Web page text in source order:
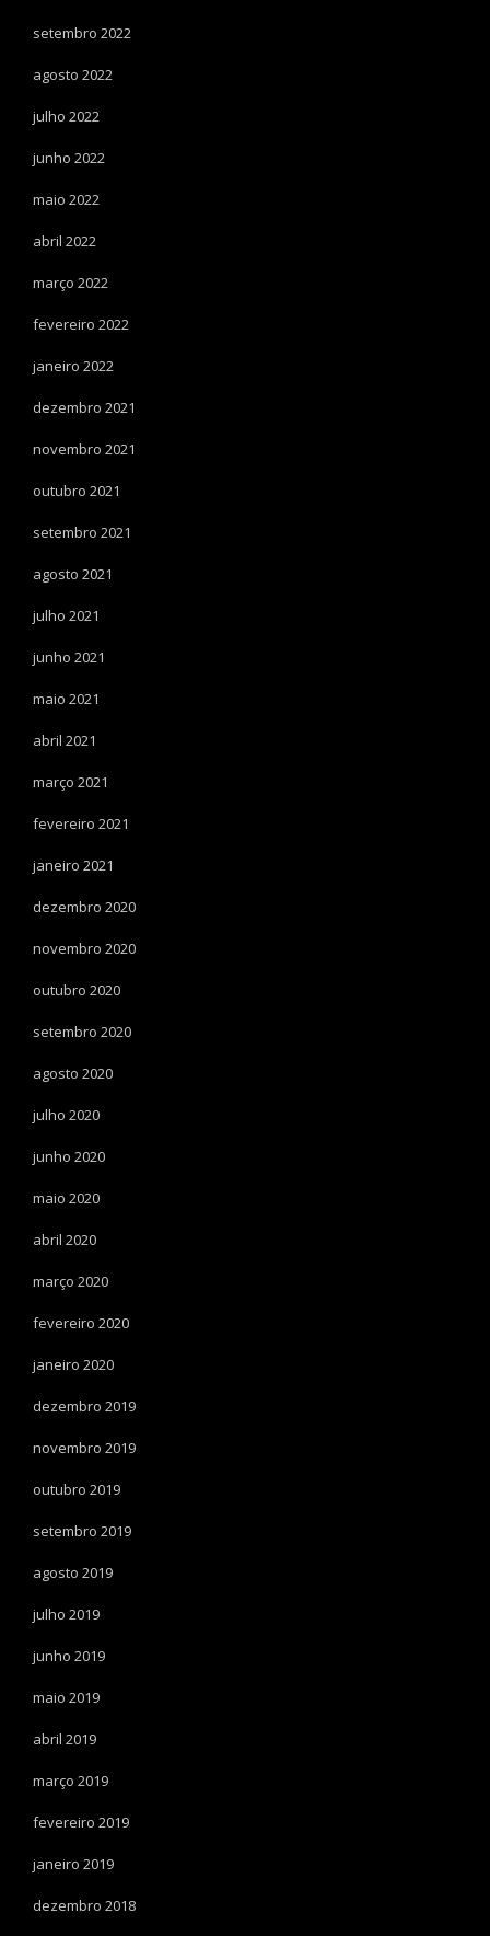
setembro 2022
agosto 2022
julho 2022
junho 2022
maio 2022
abril 2022
março 2022
fevereiro 2022
janeiro 2022
dezembro 2021
novembro 2021
outubro 2021
setembro 2021
agosto 2021
julho 2021
junho 2021
maio 2021
abril 2021
março 2021
fevereiro 2021
janeiro 2021
dezembro 2020
novembro 2020
outubro 2020
setembro 2020
agosto 2020
julho 2020
junho 2020
maio 2020
abril 2020
março 2020
fevereiro 2020
janeiro 2020
dezembro 2019
novembro 2019
outubro 2019
setembro 2019
agosto 2019
julho 2019
junho 2019
maio 2019
abril 2019
março 2019
fevereiro 2019
janeiro 2019
dezembro 2018